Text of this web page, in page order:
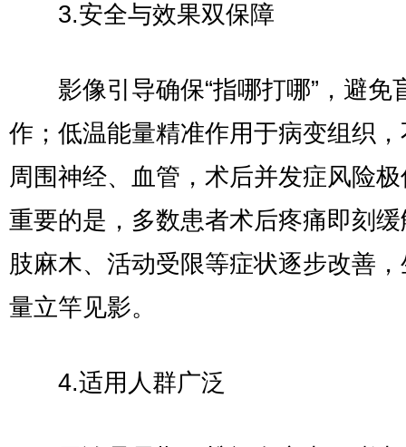
3.安全与效果双保障
影像引导确保“指哪打哪”，避免
作；低温能量精准作用于病变组织
周围神经、血管，术后并发症风险
重要的是，多数患者术后疼痛即刻
肢麻木、活动受限等症状逐步改善
量立竿见影。
4.适用人群广泛